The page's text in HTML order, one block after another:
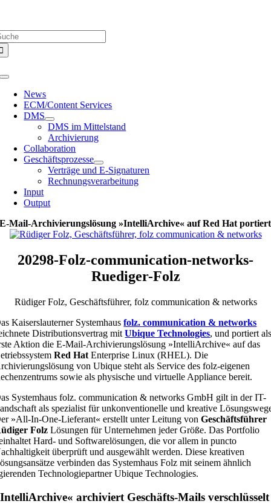
springen
Toggle
Navigation
News
ECM/Content Services
DMS
DMS im Mittelstand
Archivierung
Collaboration
Geschäftsprozesse
Verträge und E-Signaturen
Rechnungsverarbeitung
Input
Output
E-Mail-Archivierungslösung »IntelliArchive« auf Red Hat portiert
20298-Folz-communication-networks-
Ruediger-Folz
Rüdiger Folz, Geschäftsführer, folz communication & networks
Kaiserslauterner Systemhausfolz. communication & networks
Distributionsvertrag mitUbique Technologies, und portiert
Aktion die E-Mail-Archivierungslösung »IntelliArchive« auf das
Red Hat Enterprise Linux (RHEL). Die
von Ubique steht als Service des folz-eigenen
sowie als physische und virtuelle Appliance bereit.
Systemhaus folz. communication & networks GmbH gilt in der IT-
als spezialist für unkonventionelle und kreative
»All-In-One-Lieferant« erstellt unter Leitung vonGeschäftsführer
Folz Lösungen für Unternehmen jeder Größe. Das Portfolio
Hard- und Softwarelösungen, die vor allem in puncto
überprüft und ausgewählt werden. Diese kreativen
verbinden das Systemhaus Folz mit seinem ähnlich
Technologiepartner Ubique Technologies.
archiviert Geschäfts-Mails verschlüsselt